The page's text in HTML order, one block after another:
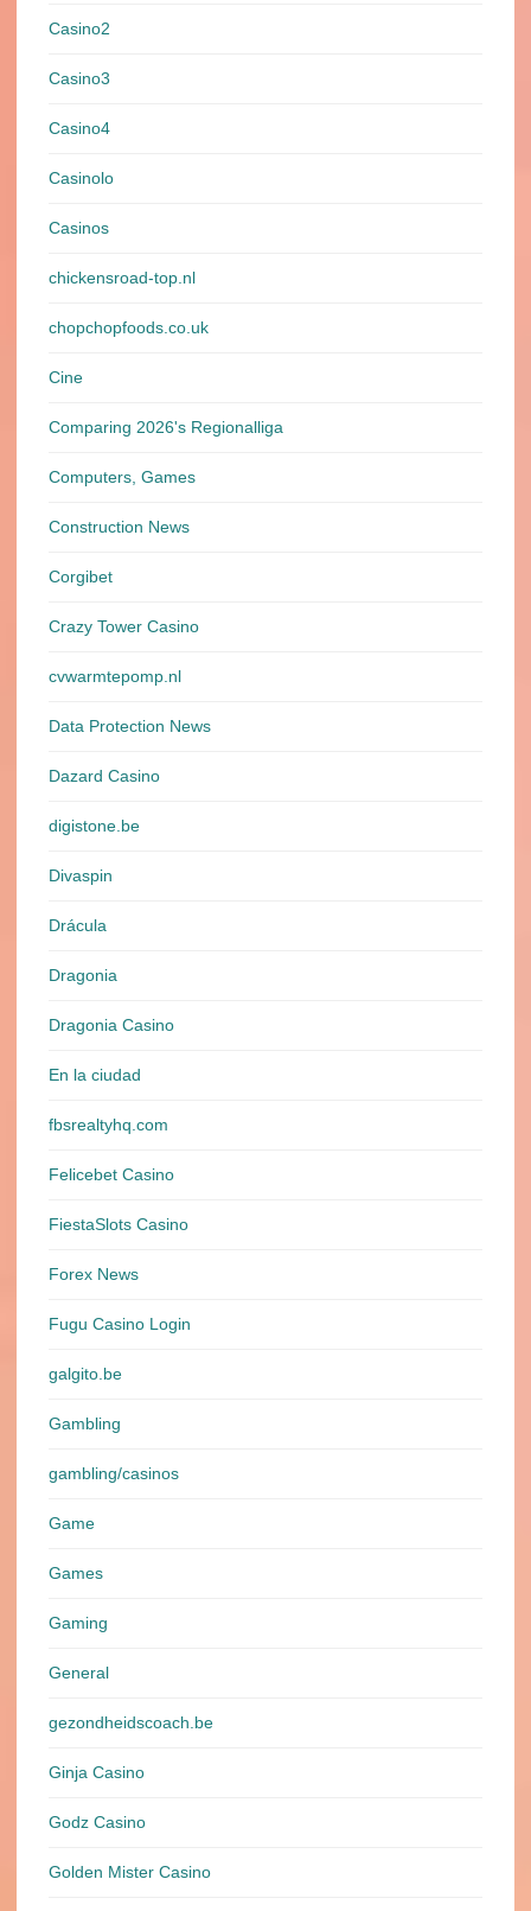
Casino2
Casino3
Casino4
Casinolo
Casinos
chickensroad-top.nl
chopchopfoods.co.uk
Cine
Comparing 2026's Regionalliga
Computers, Games
Construction News
Corgibet
Crazy Tower Сasino
cvwarmtepomp.nl
Data Protection News
Dazard Casino
digistone.be
Divaspin
Drácula
Dragonia
Dragonia Casino
En la ciudad
fbsrealtyhq.com
Felicebet Casino
FiestaSlots Casino
Forex News
Fugu Casino Login
galgito.be
Gambling
gambling/casinos
Game
Games
Gaming
General
gezondheidscoach.be
Ginja Casino
Godz Casino
Golden Mister Casino